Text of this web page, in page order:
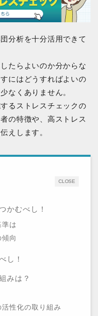
分析を十分活用できて
たらよいのか分からな
にはどうすればよいの
なくありません。
るストレスチェックの
の特徴や、高ストレス
えします。
CLOSE
かむべし！
は
向
し！
みは？
性化の取り組み